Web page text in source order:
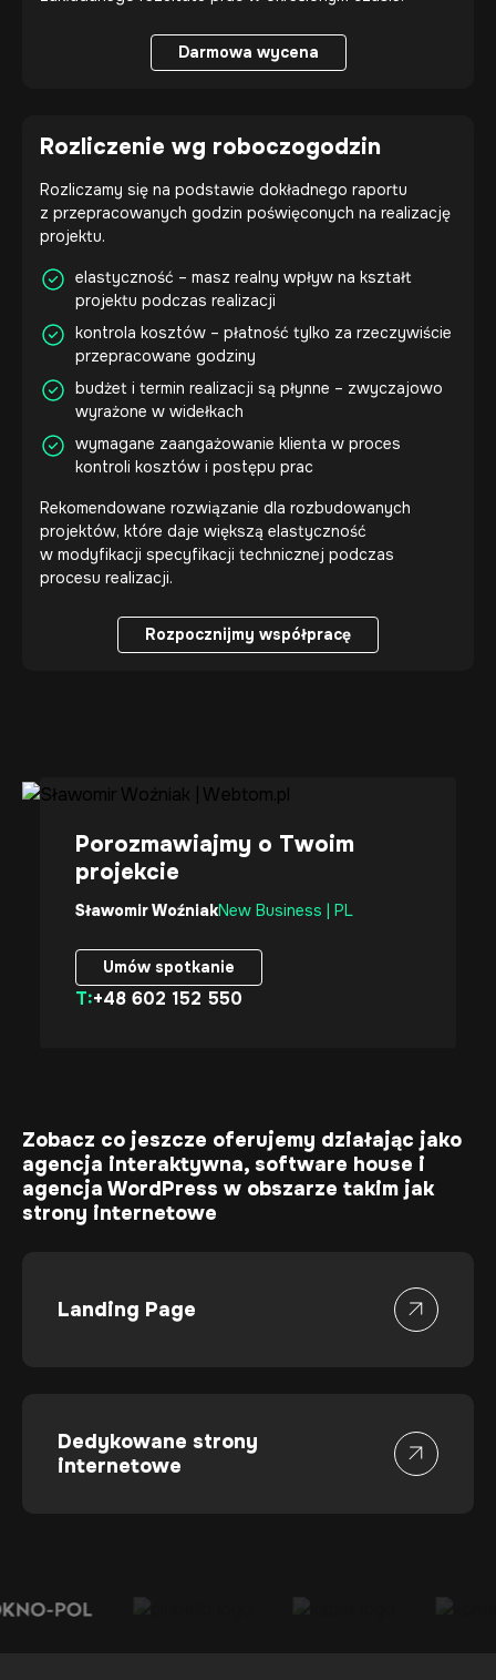
Darmowa wycena
Rozliczenie wg roboczogodzin
Rozliczamy się na podstawie dokładnego raportu
z przepracowanych godzin poświęconych na realizację
projektu.
elastyczność – masz realny wpływ na kształt
projektu podczas realizacji
kontrola kosztów – płatność tylko za rzeczywiście
przepracowane godziny
budżet i termin realizacji są płynne – zwyczajowo
wyrażone w widełkach
wymagane zaangażowanie klienta w proces
kontroli kosztów i postępu prac
Rekomendowane rozwiązanie dla rozbudowanych
projektów, które daje większą elastyczność
w modyfikacji specyfikacji technicznej podczas
procesu realizacji.
Rozpocznijmy współpracę
Porozmawiajmy o Twoim
projekcie
Sławomir WoźniakNew Business | PL
Umów spotkanie
Umów spotkanie
T:+48 602 152 550
Zobacz co jeszcze oferujemy działając jako
agencja interaktywna, software house i
agencja WordPress w obszarze takim jak
strony internetowe
Landing Page
Dedykowane strony
internetowe